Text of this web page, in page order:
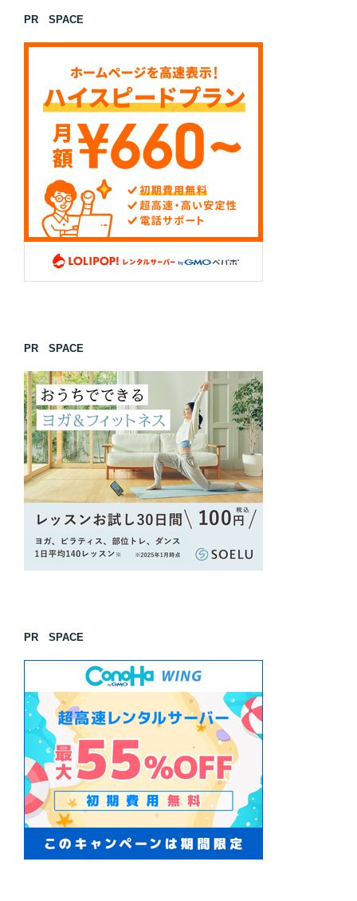
PR SPACE
PR SPACE
PR SPACE